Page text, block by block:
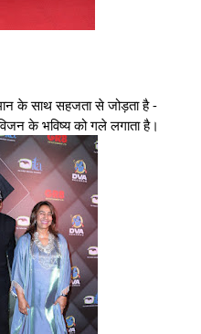
के साथ सहजता से जोड़ता है -
के भविष्य को गले लगाता है।